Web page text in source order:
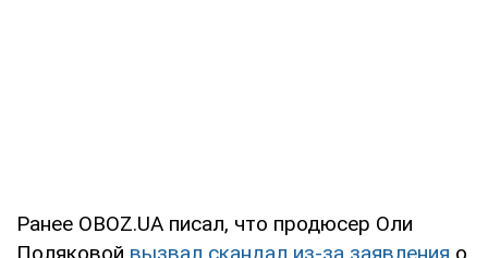
Ранее OBOZ.UA писал, что продюсер Оли